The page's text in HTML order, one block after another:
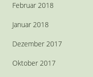
Februar 2018
Januar 2018
Dezember 2017
Oktober 2017